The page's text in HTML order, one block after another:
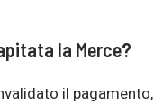
la Merce?
il pagamento,